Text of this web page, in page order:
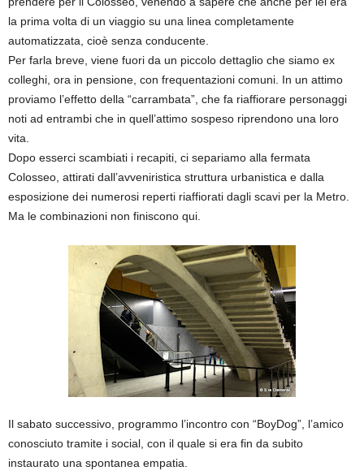
la prima volta di un viaggio su una linea completamente
automatizzata, cioè senza conducente.
Per farla breve, viene fuori da un piccolo dettaglio che siamo ex
colleghi, ora in pensione, con frequentazioni comuni. In un attimo
proviamo l’effetto della “carrambata”, che fa riaffiorare personaggi
noti ad entrambi che in quell’attimo sospeso riprendono una loro
vita.
Dopo esserci scambiati i recapiti, ci separiamo alla fermata
Colosseo, attirati dall’avveniristica struttura urbanistica e dalla
esposizione dei numerosi reperti riaffiorati dagli scavi per la Metro.
Ma le combinazioni non finiscono qui.
Il sabato successivo, programmo l’incontro con “BoyDog”, l’amico
conosciuto tramite i social, con il quale si era fin da subito
instaurato una spontanea empatia.